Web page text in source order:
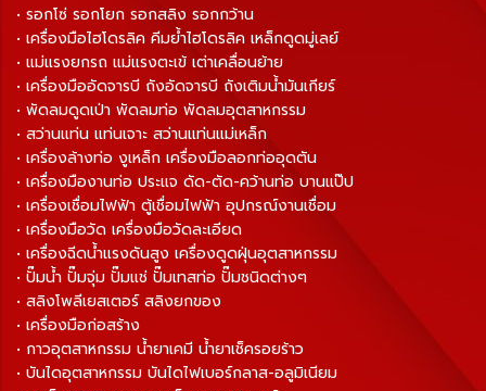
• รอกโซ่ รอกโยก รอกสลิง รอกกว้าน
• เครื่องมือไฮโดรลิค คีมย้ำไฮโดรลิค เหล็กดูดมู่เลย์
• แม่แรงยกรถ แม่แรงตะเข้ เต่าเคลื่อนย้าย
• เครื่องมืออัดจารบี ถังอัดจารบี ถังเติมน้ำมันเกียร์
• พัดลมดูดเป่า พัดลมท่อ พัดลมอุตสาหกรรม
• สว่านแท่น แท่นเจาะ สว่านแท่นแม่เหล็ก
• เครื่องล้างท่อ งูเหล็ก เครื่องมือลอกท่ออุดตัน
• เครื่องมืองานท่อ ประแจ ดัด-ตัด-คว้านท่อ บานแป๊ป
• เครื่องเชื่อมไฟฟ้า ตู้เชื่อมไฟฟ้า อุปกรณ์งานเชื่อม
• เครื่องมือวัด เครื่องมือวัดละเอียด
• เครื่องฉีดน้ำแรงดันสูง เครื่องดูดฝุ่นอุตสาหกรรม
• ปั๊มน้ำ ปั๊มจุ่ม ปั๊มแช่ ปั๊มเทสท่อ ปั๊มชนิดต่างๆ
• สลิงโพลีเยสเตอร์ สลิงยกของ
• เครื่องมือก่อสร้าง
• กาวอุตสาหกรรม น้ำยาเคมี น้ำยาเช็ครอยร้าว
• บันไดอุตสาหกรรม บันไดไฟเบอร์กลาส-อลูมิเนียม